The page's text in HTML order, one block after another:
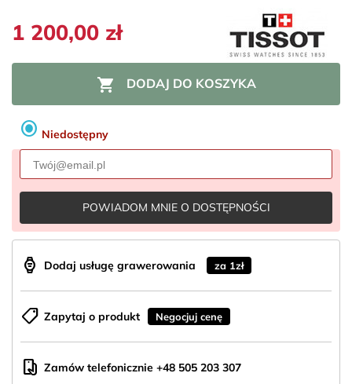
1 200,00 zł
 DODAJ DO KOSZYKA
radio_button_checked Niedostępny
POWIADOM MNIE O DOSTĘPNOŚCI
aod_watch Dodaj usługę grawerowania za 1zł
shoppingmode Zapytaj o produkt Negocjuj cenę
mobile_hand Zamów telefonicznie +48 505 203 307